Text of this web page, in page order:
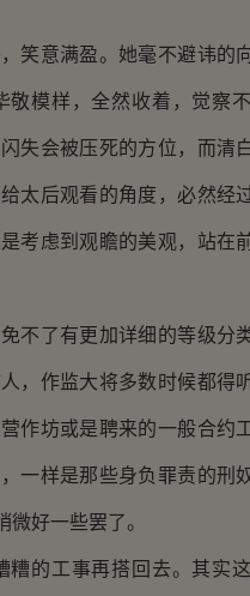
笑意满盈。她毫不避讳的
模样，全然收着，觉察
失会被压死的方位，而清
太后观看的角度，必然经
考虑到观瞻的美观，站在
不了有更加详细的等级分
，作监大将多数时候都得
作坊或是聘来的一般合约
一样是那些身负罪责的刑
好一些罢了。
的工事再搭回去。其实